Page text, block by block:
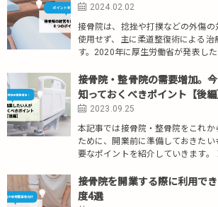
2024.02.02
接骨院は、捻挫や打撲などの外傷の
使用せず、主に柔道整復術による治
す。2020年に厚生労働省が発表した
接骨院・整骨院の需要増加。
知っておくべきポイント【後編
2023.09.25
本記事では接骨院・整骨院をこれ
ために、開業前に準備しておきた
要なポイントを紹介していきます。
接骨院を開業する際に利用で
度4選